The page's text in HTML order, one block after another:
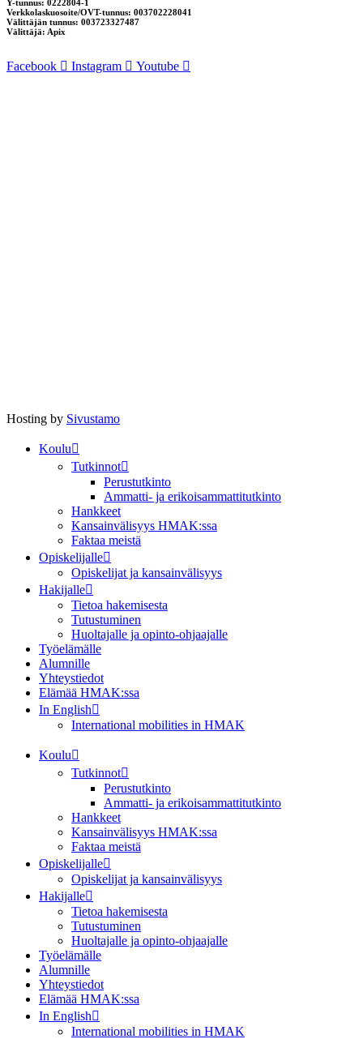
Y-tunnus: 0222804-1
Verkkolaskuosoite/OVT-tunnus: 003702228041
Välittäjän tunnus: 003723327487
Välittäjä: Apix
Facebook Instagram Youtube
Hosting by Sivustamo
Koulu
Tutkinnot
Perustutkinto
Ammatti- ja erikoisammattitutkinto
Hankkeet
Kansainvälisyys HMAK:ssa
Faktaa meistä
Opiskelijalle
Opiskelijat ja kansainvälisyys
Hakijalle
Tietoa hakemisesta
Tutustuminen
Huoltajalle ja opinto-ohjaajalle
Työelämälle
Alumnille
Yhteystiedot
Elämää HMAK:ssa
In English
International mobilities in HMAK
Koulu
Tutkinnot
Perustutkinto
Ammatti- ja erikoisammattitutkinto
Hankkeet
Kansainvälisyys HMAK:ssa
Faktaa meistä
Opiskelijalle
Opiskelijat ja kansainvälisyys
Hakijalle
Tietoa hakemisesta
Tutustuminen
Huoltajalle ja opinto-ohjaajalle
Työelämälle
Alumnille
Yhteystiedot
Elämää HMAK:ssa
In English
International mobilities in HMAK